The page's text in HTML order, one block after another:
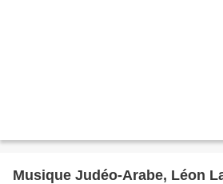
Musique Judéo-Arabe, Léon